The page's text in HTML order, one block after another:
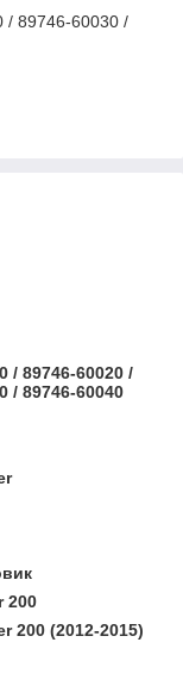
/ 89746-60030 /
/ 89746-60020 /
/ 89746-60040
200
200 (2012-2015)